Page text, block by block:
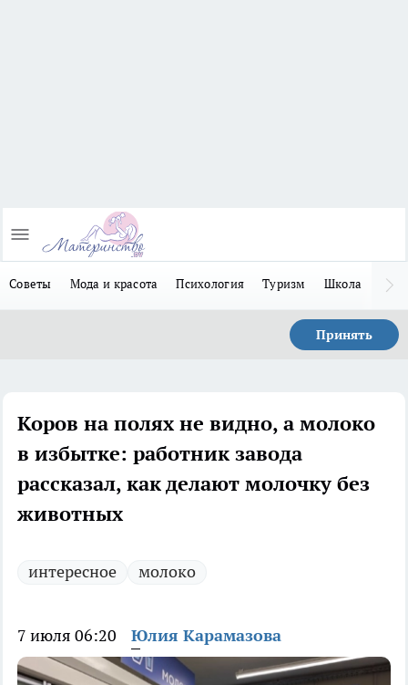
Советы Мода и красота Психология Туризм Школа
Принять
Коров на полях не видно, а молоко
в избытке: работник завода
рассказал, как делают молочку без
животных
интересное молоко
7 июля 06:20 Юлия Карамазова